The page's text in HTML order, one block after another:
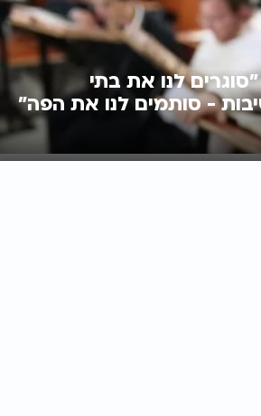
לנו את בתי
- סותמים לנו את הפה"